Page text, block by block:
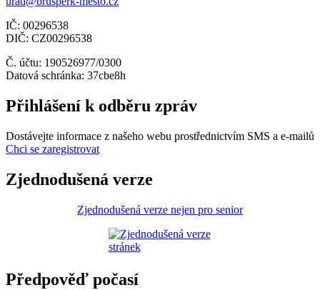
IČ: 00296538
DIČ: CZ00296538
Č. účtu: 190526977/0300
Datová schránka: 37cbe8h
Přihlášení k odběru zpráv
Dostávejte informace z našeho webu prostřednictvím SMS a e-mailů
Chci se zaregistrovat
Zjednodušená verze
Zjednodušená verze nejen pro senior
Předpověď počasí